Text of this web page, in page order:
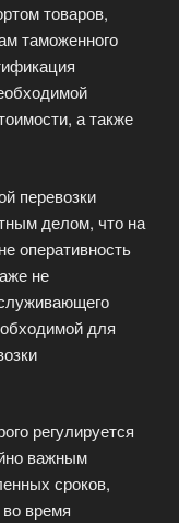
товаров,
таможенного
а также
перевозки
делом, что на
оперативность
не
для
регулируется
важным
сроков,
время